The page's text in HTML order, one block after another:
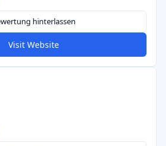
hinterlassen
Visit Website